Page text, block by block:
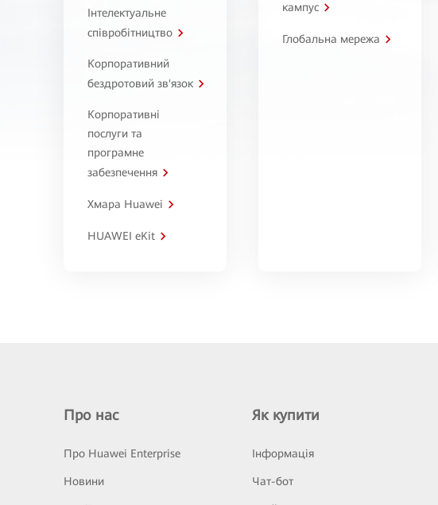
Інтелектуальне
співробітництво
Корпоративний
бездротовий зв'язок
Корпоративні
послуги та
програмне
забезпечення
Хмара Huawei
HUAWEI eKit
кампус
Глобальна мережа
Про нас
Про Huawei Enterprise
Новини
Як купити
Інформація
Чат-бот